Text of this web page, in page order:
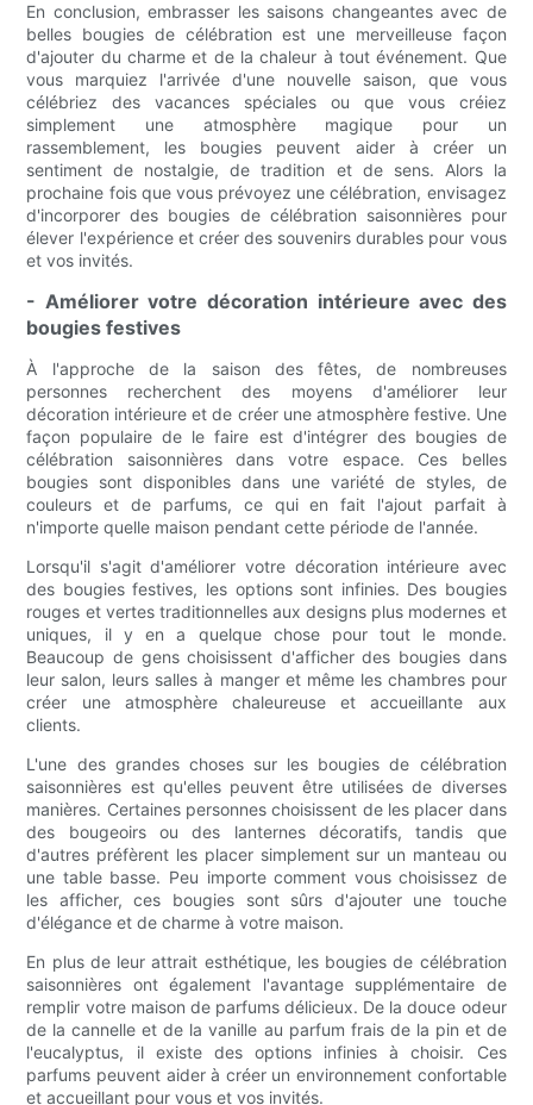
En conclusion, embrasser les saisons changeantes avec de
belles bougies de célébration est une merveilleuse façon
d'ajouter du charme et de la chaleur à tout événement. Que
vous marquiez l'arrivée d'une nouvelle saison, que vous
célébriez des vacances spéciales ou que vous créiez
simplement une atmosphère magique pour un
rassemblement, les bougies peuvent aider à créer un
sentiment de nostalgie, de tradition et de sens. Alors la
prochaine fois que vous prévoyez une célébration, envisagez
d'incorporer des bougies de célébration saisonnières pour
élever l'expérience et créer des souvenirs durables pour vous
et vos invités.
- Améliorer votre décoration intérieure avec des
bougies festives
À l'approche de la saison des fêtes, de nombreuses
personnes recherchent des moyens d'améliorer leur
décoration intérieure et de créer une atmosphère festive. Une
façon populaire de le faire est d'intégrer des bougies de
célébration saisonnières dans votre espace. Ces belles
bougies sont disponibles dans une variété de styles, de
couleurs et de parfums, ce qui en fait l'ajout parfait à
n'importe quelle maison pendant cette période de l'année.
Lorsqu'il s'agit d'améliorer votre décoration intérieure avec
des bougies festives, les options sont infinies. Des bougies
rouges et vertes traditionnelles aux designs plus modernes et
uniques, il y en a quelque chose pour tout le monde.
Beaucoup de gens choisissent d'afficher des bougies dans
leur salon, leurs salles à manger et même les chambres pour
créer une atmosphère chaleureuse et accueillante aux
clients.
L'une des grandes choses sur les bougies de célébration
saisonnières est qu'elles peuvent être utilisées de diverses
manières. Certaines personnes choisissent de les placer dans
des bougeoirs ou des lanternes décoratifs, tandis que
d'autres préfèrent les placer simplement sur un manteau ou
une table basse. Peu importe comment vous choisissez de
les afficher, ces bougies sont sûrs d'ajouter une touche
d'élégance et de charme à votre maison.
En plus de leur attrait esthétique, les bougies de célébration
saisonnières ont également l'avantage supplémentaire de
remplir votre maison de parfums délicieux. De la douce odeur
de la cannelle et de la vanille au parfum frais de la pin et de
l'eucalyptus, il existe des options infinies à choisir. Ces
parfums peuvent aider à créer un environnement confortable
et accueillant pour vous et vos invités.